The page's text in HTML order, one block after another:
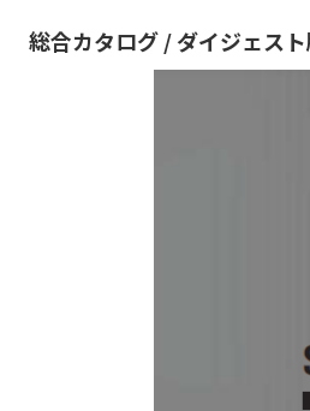
総合カタログ / ダイジェス